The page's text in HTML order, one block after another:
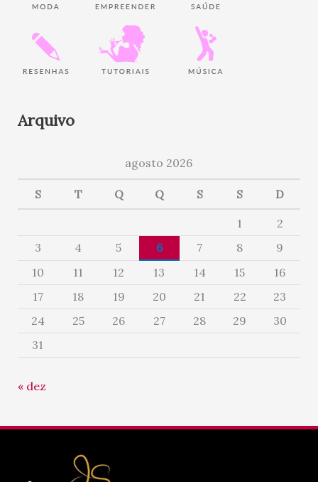
Arquivo
agosto 2026
S T Q Q S S D
1
2
3
4 5 6 7 8
9
10
11 12 13 14 15
16
17
18 19 20 21 22
23
24
25 26 27 28 29
30
31
« dez